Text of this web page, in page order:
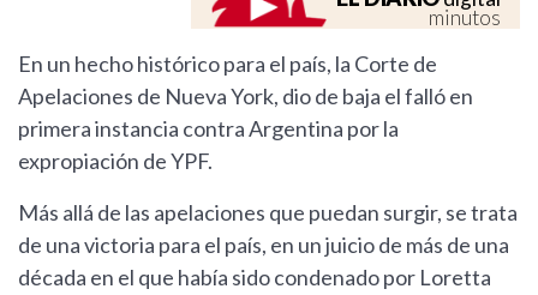
minutos
En un hecho histórico para el país, la Corte de
Apelaciones de Nueva York, dio de baja el falló en
primera instancia contra Argentina por la
expropiación de YPF.
Más allá de las apelaciones que puedan surgir, se trata
de una victoria para el país, en un juicio de más de una
década en el que había sido condenado por Loretta